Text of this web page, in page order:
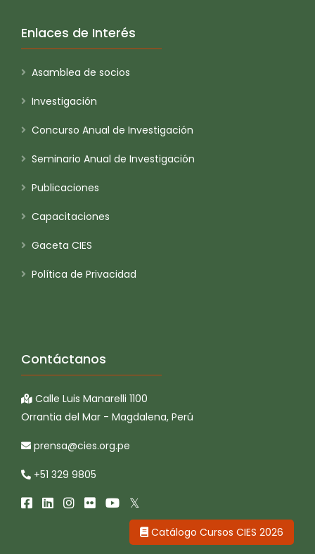
Enlaces de Interés
Asamblea de socios
Investigación
Concurso Anual de Investigación
Seminario Anual de Investigación
Publicaciones
Capacitaciones
Gaceta CIES
Política de Privacidad
Contáctanos
Calle Luis Manarelli 1100
Orrantia del Mar - Magdalena, Perú
prensa@cies.org.pe
+51 329 9805
Catálogo Cursos CIES 2026